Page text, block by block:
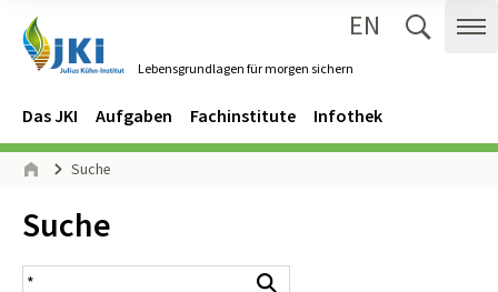
Lebensgrundlagen für morgen sichern
EN
Navigation
Hauptmenü
Das JKI Aufgaben Fachinstitute Infothek
Seitenpfad
Suche
Inhalt:
Suche
Suchergebnis